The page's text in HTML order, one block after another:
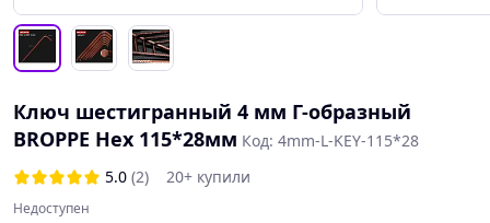
Ключ шестигранный 4 мм Г-образный
BROPPE Hex 115*28мм Код: 4mm-L-KEY-115*28
5.0 (2) 20+ купили
Недоступен